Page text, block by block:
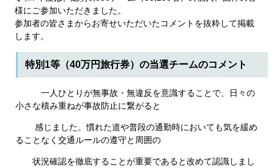
様にご参加いただきました。
参加者の皆さまからお寄せいただいたコメントを抜粋して掲載
します。
特別1等（40万円旅行券）の当選チームのコメント
一人ひとりが無事故・無違反を意識することで、日々の
小さな積み重ねが事故防止に繋がると
感じました。慣れた道や普段の通勤時においても気を緩め
ることなく交通ルールの遵守と周囲の
状況確認を徹底することが重要であると改めて認識しまし